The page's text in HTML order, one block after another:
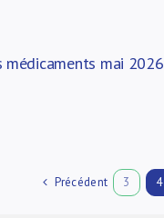
médicaments mai 2026
Précédent 3 4